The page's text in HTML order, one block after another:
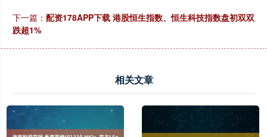
下一篇： 配资178APP下载 港股恒生指数、恒生科技指数盘初双双
跌超1%
相关文章